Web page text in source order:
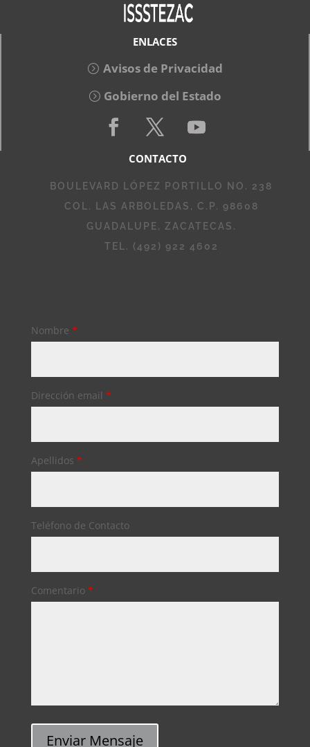
ENLACES
Avisos de Privacidad
Gobierno del Estado
CONTACTO
BOULEVARD LÓPEZ PORTILLO NO. 238
COL. LAS ARBOLEDAS, C.P. 98608
GUADALUPE, ZACATECAS.
TEL. (492) 922 4602
Nombre *
Dirección email *
Apellidos *
Teléfono de Contacto
Comentario *
Enviar Mensaje